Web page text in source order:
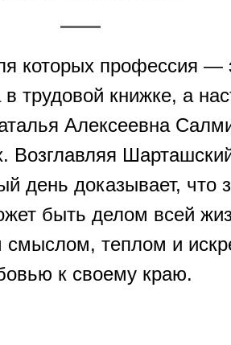
которых профессия —
в трудовой книжке, а
Алексеевна
Возглавляя
день доказывает, что
быть делом всей
смыслом, теплом и
к своему краю.